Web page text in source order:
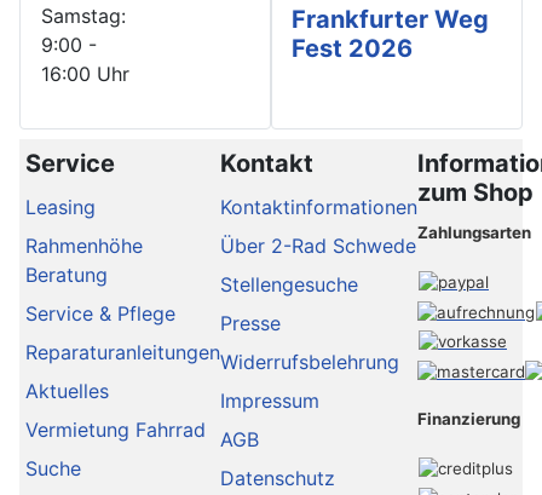
Samstag:
9:00 -
16:00 Uhr
Frankfurter Weg
Fest 2026
Service
Leasing
Rahmenhöhe
Beratung
Service & Pflege
Reparaturanleitungen
Aktuelles
Vermietung Fahrrad
Suche
Kontakt
Kontaktinformationen
Über 2-Rad Schwede
Stellengesuche
Presse
Widerrufsbelehrung
Impressum
AGB
Datenschutz
zum Shop
Zahlungsarten
Finanzierung